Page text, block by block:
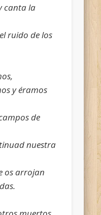
canta la
ruido de los
y éramos
de
nuestra
os arrojan